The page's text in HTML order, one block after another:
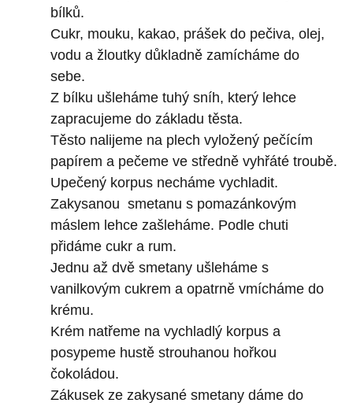
bílků.
Cukr, mouku, kakao, prášek do pečiva, olej,
vodu a žloutky důkladně zamícháme do
sebe.
Z bílku ušleháme tuhý sníh, který lehce
zapracujeme do základu těsta.
Těsto nalijeme na plech vyložený pečícím
papírem a pečeme ve středně vyhřáté troubě.
Upečený korpus necháme vychladit.
Zakysanou smetanu s pomazánkovým
máslem lehce zašleháme. Podle chuti
přidáme cukr a rum.
Jednu až dvě smetany ušleháme s
vanilkovým cukrem a opatrně vmícháme do
krému.
Krém natřeme na vychladlý korpus a
posypeme hustě strouhanou hořkou
čokoládou.
Zákusek ze zakysané smetany dáme do